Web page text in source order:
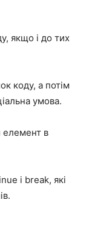
якщо і до тих
коду, а потім
умова.
елемент в
і break, які